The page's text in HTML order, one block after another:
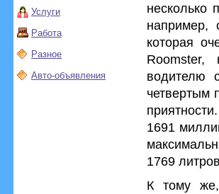
Услуги
Работа
Разное
Авто-объявления
несколько
например,
которая
Roomster,
водителю
четвертым
1691
1769
К тому